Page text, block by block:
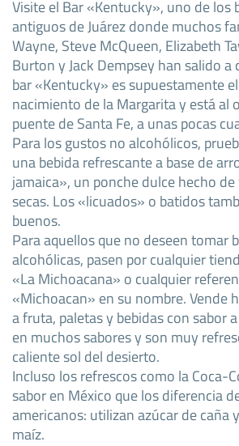
Visite el Bar «Kentucky», uno de los
antiguos de Juárez donde muchos
Wayne, Steve McQueen, Elizabeth
Burton y Jack Dempsey han salido a
bar «Kentucky» es supuestamente
nacimiento de la Margarita y está al
puente de Santa Fe, a unas pocas
Para los gustos no alcohólicos,
una bebida refrescante a base de
jamaica», un ponche dulce hecho
secas. Los «licuados» o batidos
buenos.
Para aquellos que no deseen tomar
alcohólicas, pasen por cualquier
«La Michoacana» o cualquier
«Michoacan» en su nombre. Vende
a fruta, paletas y bebidas con sabor
en muchos sabores y son muy
caliente sol del desierto.
Incluso los refrescos como la Coca-
sabor en México que los diferencia
americanos: utilizan azúcar de caña
maíz.